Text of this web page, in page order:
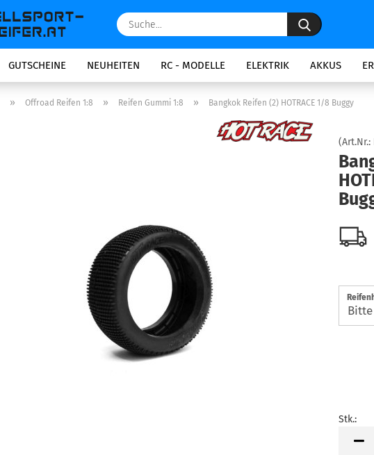
Suche...
GUTSCHEINE NEUHEITEN RC - MODELLE ELEKTRIK AKKUS
» Offroad Reifen 1:8 » Reifen Gummi 1:8 » Bangkok Reifen (2) HOTRACE 1/8 Buggy
(Art.Nr.:
Stk.: